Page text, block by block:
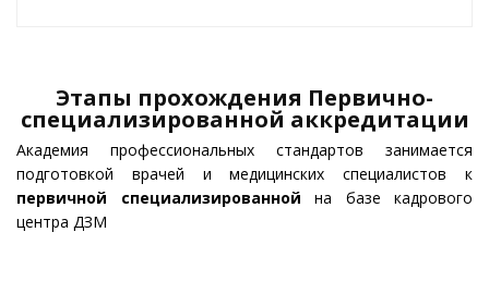
Этапы прохождения Первично-
специализированной аккредитации
Академия профессиональных стандартов занимается
подготовкой врачей и медицинских специалистов к
первичной специализированной на базе кадрового
центра ДЗМ